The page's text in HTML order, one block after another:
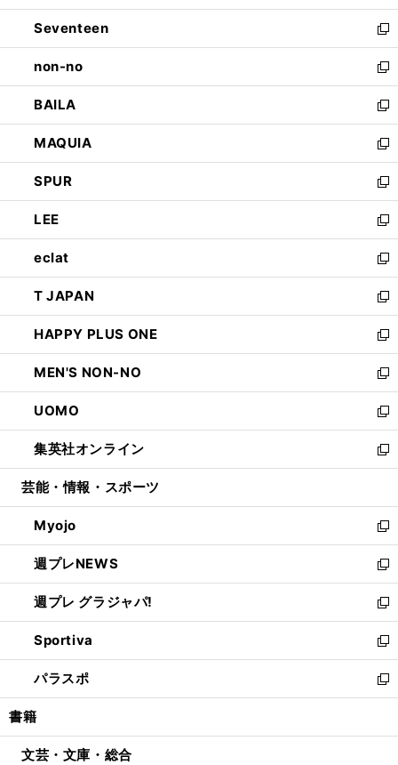
開
く
ウ
で
開
く
ン
ド
ウ
で
開
く
Seventeen
新
し
い
ウ
ィ
ン
ド
ウ
で
開
く
non-no
新
し
い
ウ
ィ
ン
ド
ウ
で
開
く
BAILA
新
し
い
ウ
ィ
ン
ド
ウ
で
開
く
MAQUIA
新
し
い
ウ
ィ
ン
ド
ウ
で
開
く
SPUR
新
し
い
ウ
ィ
ン
ド
ウ
で
開
く
LEE
新
し
い
ウ
ィ
ン
ド
ウ
で
開
く
eclat
新
し
い
ウ
ィ
ン
ド
ウ
で
開
く
T JAPAN
新
し
い
ウ
ィ
ン
ド
ウ
で
開
HAPPY PLUS ONE
新
し
い
ウ
ィ
ン
ド
ウ
開
く
MEN'S NON-NO
新
し
い
ウ
ィ
ン
ウ
で
開
く
UOMO
新
し
い
ウ
ン
ド
ウ
で
開
く
集英社オンライン
新
し
ウ
ィ
ン
ド
ウ
で
開
く
芸能・情報・スポーツ
Myojo
新
し
い
ウ
ィ
ン
ド
ウ
で
開
週プレNEWS
新
し
い
ウ
ィ
ン
ド
ウ
開
週プレ グラジャパ!
新
し
い
ウ
ィ
ン
ウ
Sportiva
新
し
い
ウ
ン
パラスポ
新
し
ウ
書籍
文芸・文庫・総合